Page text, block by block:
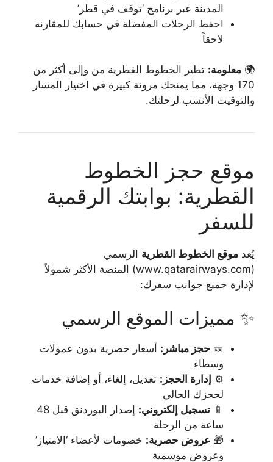
المدينة عبر برنامج ‘توقف في قطر’
احفظ الرحلات المفضلة في حسابك للمقارنة
لاحقاً
🌍 معلومة: تطير الخطوط القطرية من وإلى أكثر من
170 وجهة، مما يمنحك مرونة كبيرة في اختيار المسار
والتوقيت الأنسب لرحلتك.
موقع حجز الخطوط
القطرية: بوابتك الرقمية
للسفر
يُعد موقع الخطوط القطرية الرسمي
(www.qatarairways.com) المنصة الأكثر شمولاً
لإدارة جميع جوانب سفرك:
✨ مميزات الموقع الرسمي
🎫 حجز مباشر: أسعار حصرية بدون عمولات
وسطاء
⚙️ إدارة الحجز: تعديل، إلغاء، أو إضافة خدمات
لحجزك الحالي
📱 تسجيل إلكتروني:
إصدار البوردنق قبل 48
ساعة من الرحلة
🎁 عروض حصرية: خصومات لأعضاء ‘الامتياز’
وعروض موسمية